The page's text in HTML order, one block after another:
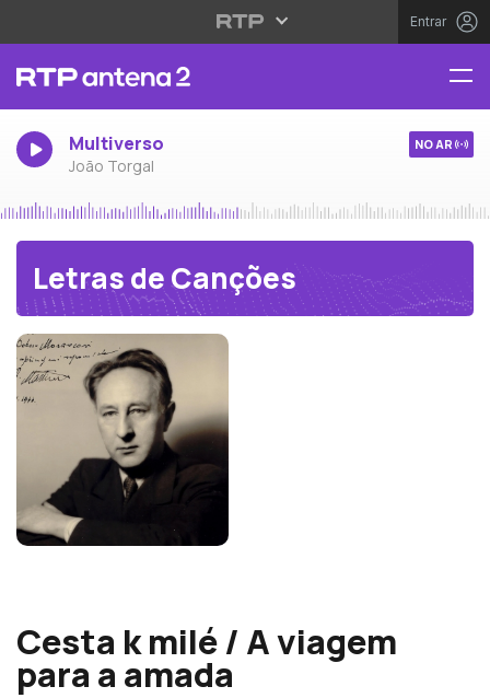
Entrar
Multiverso
João Torgal
NO AR
Letras de Canções
Cesta k milé / A viagem
para a amada